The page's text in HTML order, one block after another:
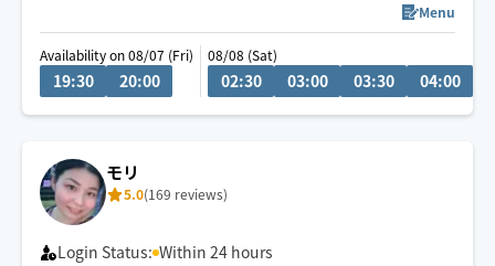
💬シフト外の日時やメニューのご相談はチャットにてお
問い合わせください。
調整可能な際は出来る限り対応させていただきます
※他店舗での勤務もあり、施術中は返信や承諾が遅くな
りますのでご了承ください🙇
Menu
Availability on 08/07 (Fri)
19:30 20:00
08/08 (Sat)
02:30 03:00 03:30 04:00
モリ
5.0(169 reviews)
Login Status: Within 24 hours